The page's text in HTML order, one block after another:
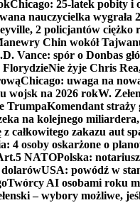
Chicago: 25-latek pobity
nauczycielka wygrała
2 policjantów ciężko
Chin wokół
Vance: spór o Donbas
FlorydzieNie żyje Chris
Chicago: uwaga na
wojsk na 2026 rokW.
TrumpaKomendant straży
na kolejnego
całkowitego zakazu aut
4 osoby oskarżone o
NATOPolska:
dolarówUSA: powódź w
Twórcy AI osobami roku
– wybory możliwe,